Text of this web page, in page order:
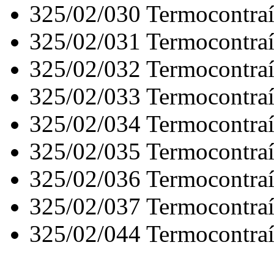
325/02/030
325/02/031
325/02/032
325/02/033
325/02/034
325/02/035
325/02/036
325/02/037
325/02/044